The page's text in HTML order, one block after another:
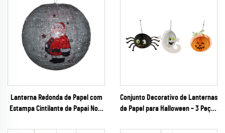
Lanterna Redonda de Papel com
Estampa Cintilante de Papai Noel
Conjunto Decorativo de Lanternas
de Papel para Halloween – 3 Peças
Abóbora para Decoração de